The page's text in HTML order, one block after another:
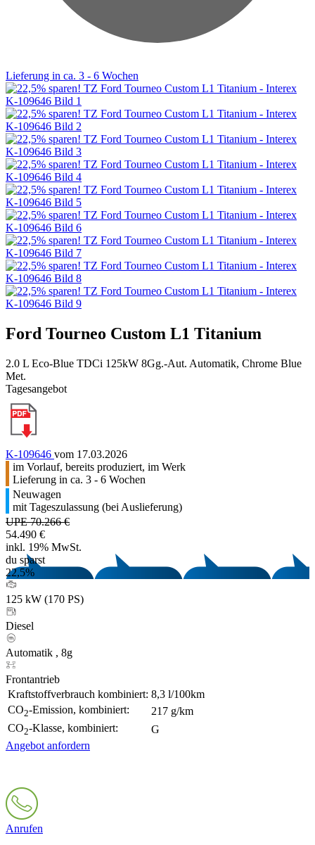
Lieferung in ca. 3 - 6 Wochen
Ford Tourneo Custom L1 Titanium
2.0 L Eco-Blue TDCi 125kW 8Gg.-Aut. Automatik, Chrome Blue
Met.
Tagesangebot
K-109646 vom 17.03.2026
im Vorlauf, bereits produziert, im Werk
Lieferung in ca. 3 - 6 Wochen
Neuwagen
mit Tageszulassung (bei Auslieferung)
UPE 70.266 €
54.490 €
inkl. 19% MwSt.
du sparst
22,5%
125 kW (170 PS)
Diesel
Automatik , 8g
Frontantrieb
Kraftstoffverbrauch kombiniert: 8,3 l/100km
CO2-Emission, kombiniert:
217 g/km
CO2-Klasse, kombiniert:
G
Angebot anfordern
Anrufen